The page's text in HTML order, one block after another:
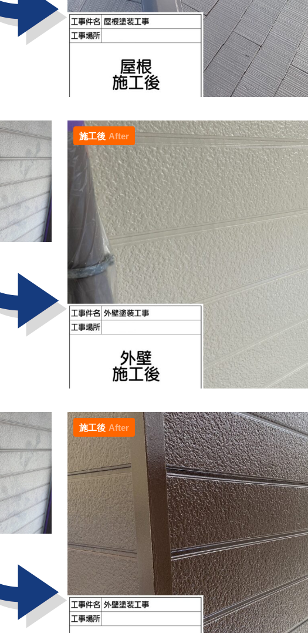
施工後 After
施工後 After